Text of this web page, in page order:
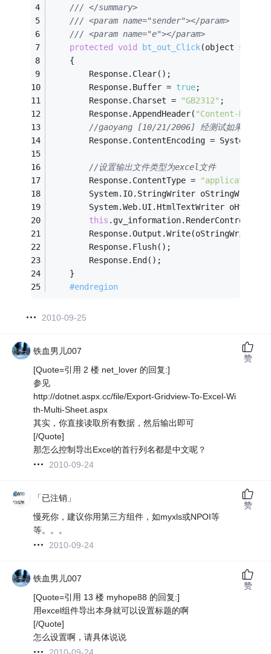
/// </summary>
/// <param name="sender"></param>
/// <param name="e"></param>
protected
void bt_out_Click(object
    {
        Response.Clear();
        Response.Buffer =
true;
        Response.Charset =
"GB2312" ;
        Response.AppendHeader(
"Content-
//gaoyang [10/21/2006] 经测试如果设置为
Response.ContentEncoding =
//设置输出文件类型为excel文件
        Response.ContentType =
"application/
System.IO.StringWriter oStringWriter
System.Web.UI.HtmlTextWriter
this
        Response.Flush();
        Response.End();
    }
#endregion
2010-09-25
铁血男儿007
[Quote=引用 2 楼 net_lover 的回复:]
参见
http://dotnet.aspx.cc/file/Export-Gridview-To-Excel-Wi
th-Multi-Sheet.aspx
其实，你直接读取所有数据，然后输出即可
[/Quote]
那怎么控制导出Excel的首行列名都是中文呢？
2010-09-24
赞
「已注销」
慢死你，建议你用第三方组件，如myxls或NPOI等
等。。。
2010-09-24
赞
铁血男儿007
[Quote=引用 13 楼 myhope88 的回复:]
用excel组件导出本身就可以设置标题的啊
[/Quote]
怎么设置啊，请具体说说
2010-09-24
赞